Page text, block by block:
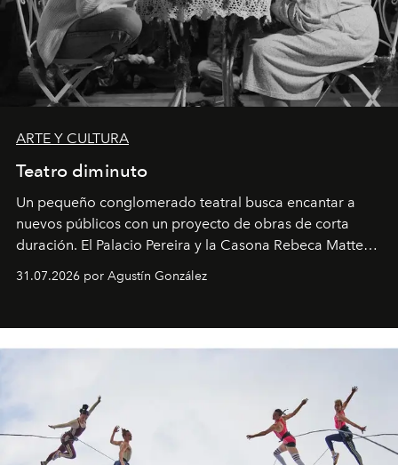
ARTE Y CULTURA
Teatro diminuto
Un pequeño conglomerado teatral busca encantar a
nuevos públicos con un proyecto de obras de corta
duración. El Palacio Pereira y la Casona Rebeca Matte
son algunos de los lugares que han albergado estas
miniobras. Sus puestas en escena son limpias; ponen el
31.07.2026 por Agustín González